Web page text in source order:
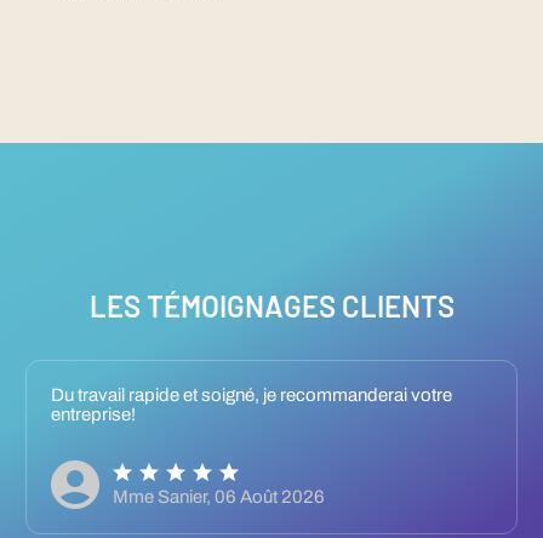
LES TÉMOIGNAGES CLIENTS
Du travail rapide et soigné, je recommanderai votre
entreprise!
Mme Sanier, 06 Août 2026